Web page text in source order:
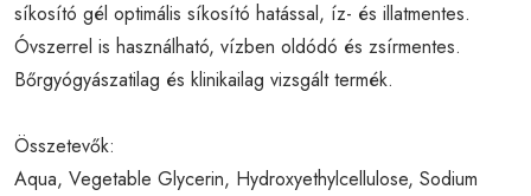
síkosító gél optimális síkosító hatással, íz- és illatmentes.
Óvszerrel is használható, vízben oldódó és zsírmentes.
Bőrgyógyászatilag és klinikailag vizsgált termék.
Összetevők:
Aqua, Vegetable Glycerin, Hydroxyethylcellulose, Sodium